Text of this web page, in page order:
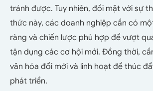
tránh được. Tuy nhiên, đối mặt với sự
thức này, các doanh nghiệp cần có
ràng và chiến lược phù hợp để vượt
tận dụng các cơ hội mới. Đồng thời,
văn hóa đổi mới và linh hoạt để thúc
phát triển.